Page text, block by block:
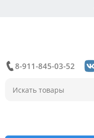
8-911-845-03-52